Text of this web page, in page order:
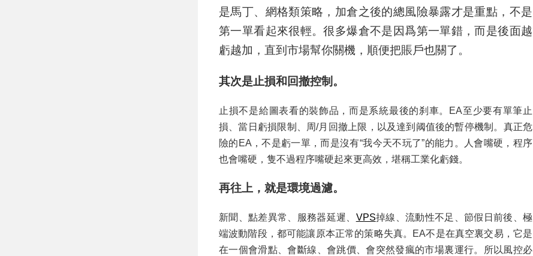
是馬丁、網格類策略，加倉之後的總風險暴露才是重點，不是
第一單看起來很輕。很多爆倉不是因爲第一單錯，而是後面越
虧越加，直到市場幫你關機，順便把賬戶也關了。
其次是止損和回撤控制。
止損不是給圖表看的裝飾品，而是系統最後的刹車。EA至少要有單筆止
損、當日虧損限制、周/月回撤上限，以及達到阈值後的暫停機制。真正危
險的EA，不是虧一單，而是沒有“我今天不玩了”的能力。人會嘴硬，程序
也會嘴硬，隻不過程序嘴硬起來更高效，堪稱工業化虧錢。
再往上，就是環境過濾。
新聞、點差異常、服務器延遲、 VPS掉線、流動性不足、節假日前後、極
端波動階段，都可能讓原本正常的策略失真。EA不是在真空裏交易，它是
在一個會滑點、會斷線、會跳價、會突然發瘋的市場裏運行。所以風控必